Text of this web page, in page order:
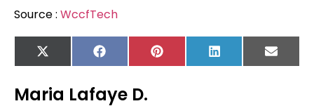
Source : WccfTech
X
(Twitter)
FacebookPinterest LinkedIn Email
Maria Lafaye D.